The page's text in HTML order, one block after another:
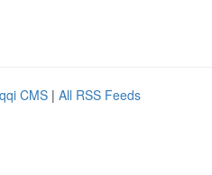
CMS | All RSS Feeds